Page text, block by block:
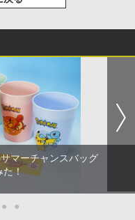
マーチャンスバッグ
た！
● ●